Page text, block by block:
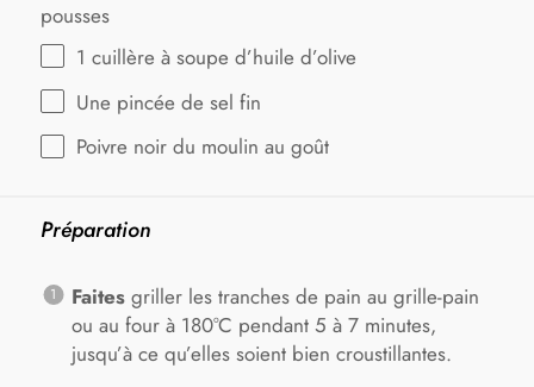
pousses
1 cuillère à soupe d’huile d’olive
Une pincée de sel fin
Poivre noir du moulin au goût
Préparation
Faitesgriller les tranches de pain au grille-pain
ou au four à 180°C pendant 5 à 7 minutes,
jusqu’à ce qu’elles soient bien croustillantes.